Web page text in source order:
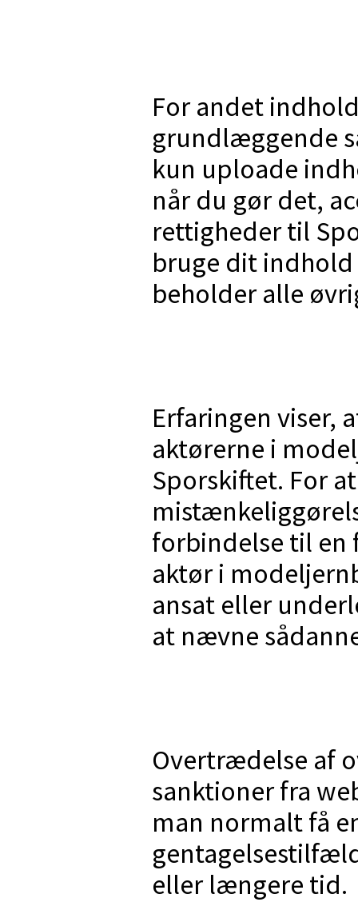
For andet
grundlæggende
kun uploade
når du gør det,
rettigheder til
bruge dit indhold
beholder alle
Erfaringen viser,
aktørerne i
Sporskiftet. For
forbindelse til en
aktør i
ansat eller
at nævne
Overtrædelse af
sanktioner fra
man normalt få
eller længere tid.